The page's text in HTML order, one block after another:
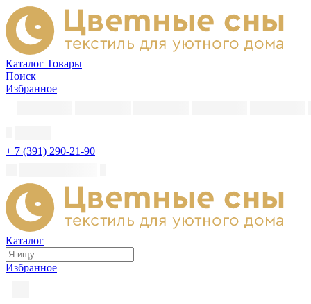
Каталог Товары
Поиск
Избранное
+ 7 (391) 290-21-90
Каталог
Избранное